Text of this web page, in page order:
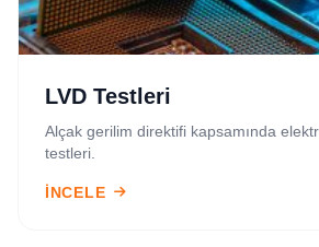
LVD Testleri
Alçak gerilim direktifi kapsamında
testleri.
İNCELE